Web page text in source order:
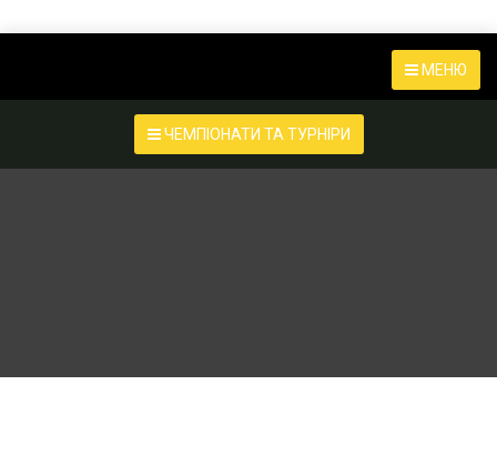
МЕНЮ
ЧЕМПІОНАТИ ТА ТУРНІРИ